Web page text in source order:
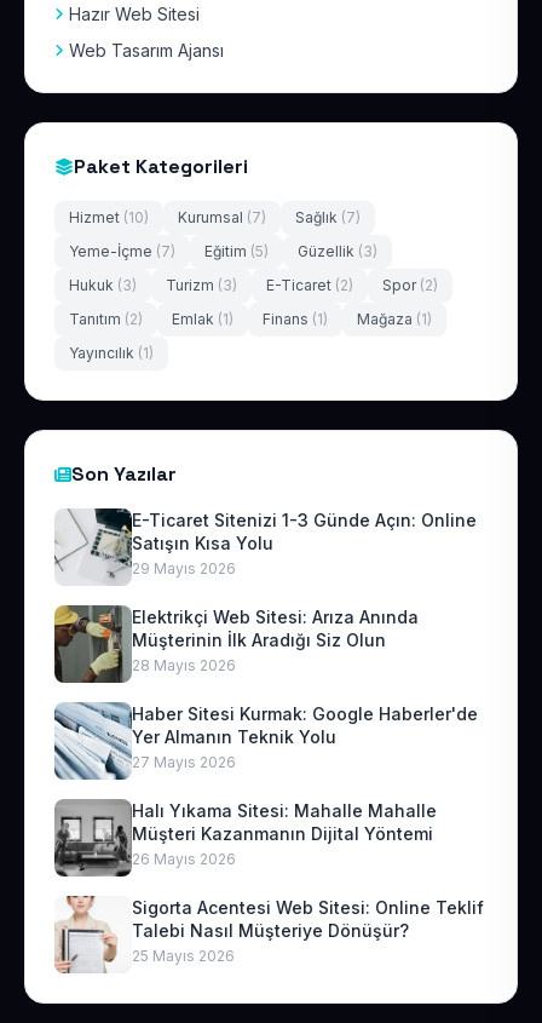
Hazır Web Sitesi
Web Tasarım Ajansı
Paket Kategorileri
Hizmet (10) Kurumsal (7) Sağlık (7)
Yeme-İçme (7) Eğitim (5) Güzellik (3)
Hukuk (3) Turizm (3) E-Ticaret (2) Spor (2)
Tanıtım (2) Emlak (1) Finans (1) Mağaza (1)
Yayıncılık (1)
Son Yazılar
E-Ticaret Sitenizi 1-3 Günde Açın: Online
Satışın Kısa Yolu
29 Mayıs 2026
Elektrikçi Web Sitesi: Arıza Anında
Müşterinin İlk Aradığı Siz Olun
28 Mayıs 2026
Haber Sitesi Kurmak: Google Haberler'de
Yer Almanın Teknik Yolu
27 Mayıs 2026
Halı Yıkama Sitesi: Mahalle Mahalle
Müşteri Kazanmanın Dijital Yöntemi
26 Mayıs 2026
Sigorta Acentesi Web Sitesi: Online Teklif
Talebi Nasıl Müşteriye Dönüşür?
25 Mayıs 2026